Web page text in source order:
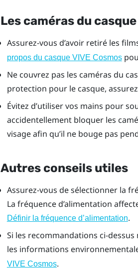
Les caméras du
Assurez-vous d’avoir retiré les
propos du casque VIVE Cosmos
Ne couvrez pas les caméras du
protection pour le casque,
Évitez d’utiliser vos mains pour
accidentellement bloquer les
visage afin qu’il ne bouge pas
Autres conseils utiles
Assurez-vous de sélectionner la
La fréquence d’alimentation
Définir la fréquence d’alimentation.
Si les recommandations ci-dessus
les informations
VIVE Cosmos.